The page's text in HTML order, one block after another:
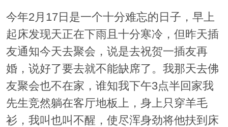
今年2月17日是一个十分难忘的日子，早上
起床发现天正在下雨且十分寒冷，但昨天插
友通知今天去聚会，说是去祝贺一插友再
婚，说好了要去就不能缺席了。我那天去佛
友聚会也不在家，谁知我下午3点半回家我
先生竞然躺在客厅地板上，身上只穿羊毛
衫，我叫也叫不醒，使尽浑身劲将他扶到床